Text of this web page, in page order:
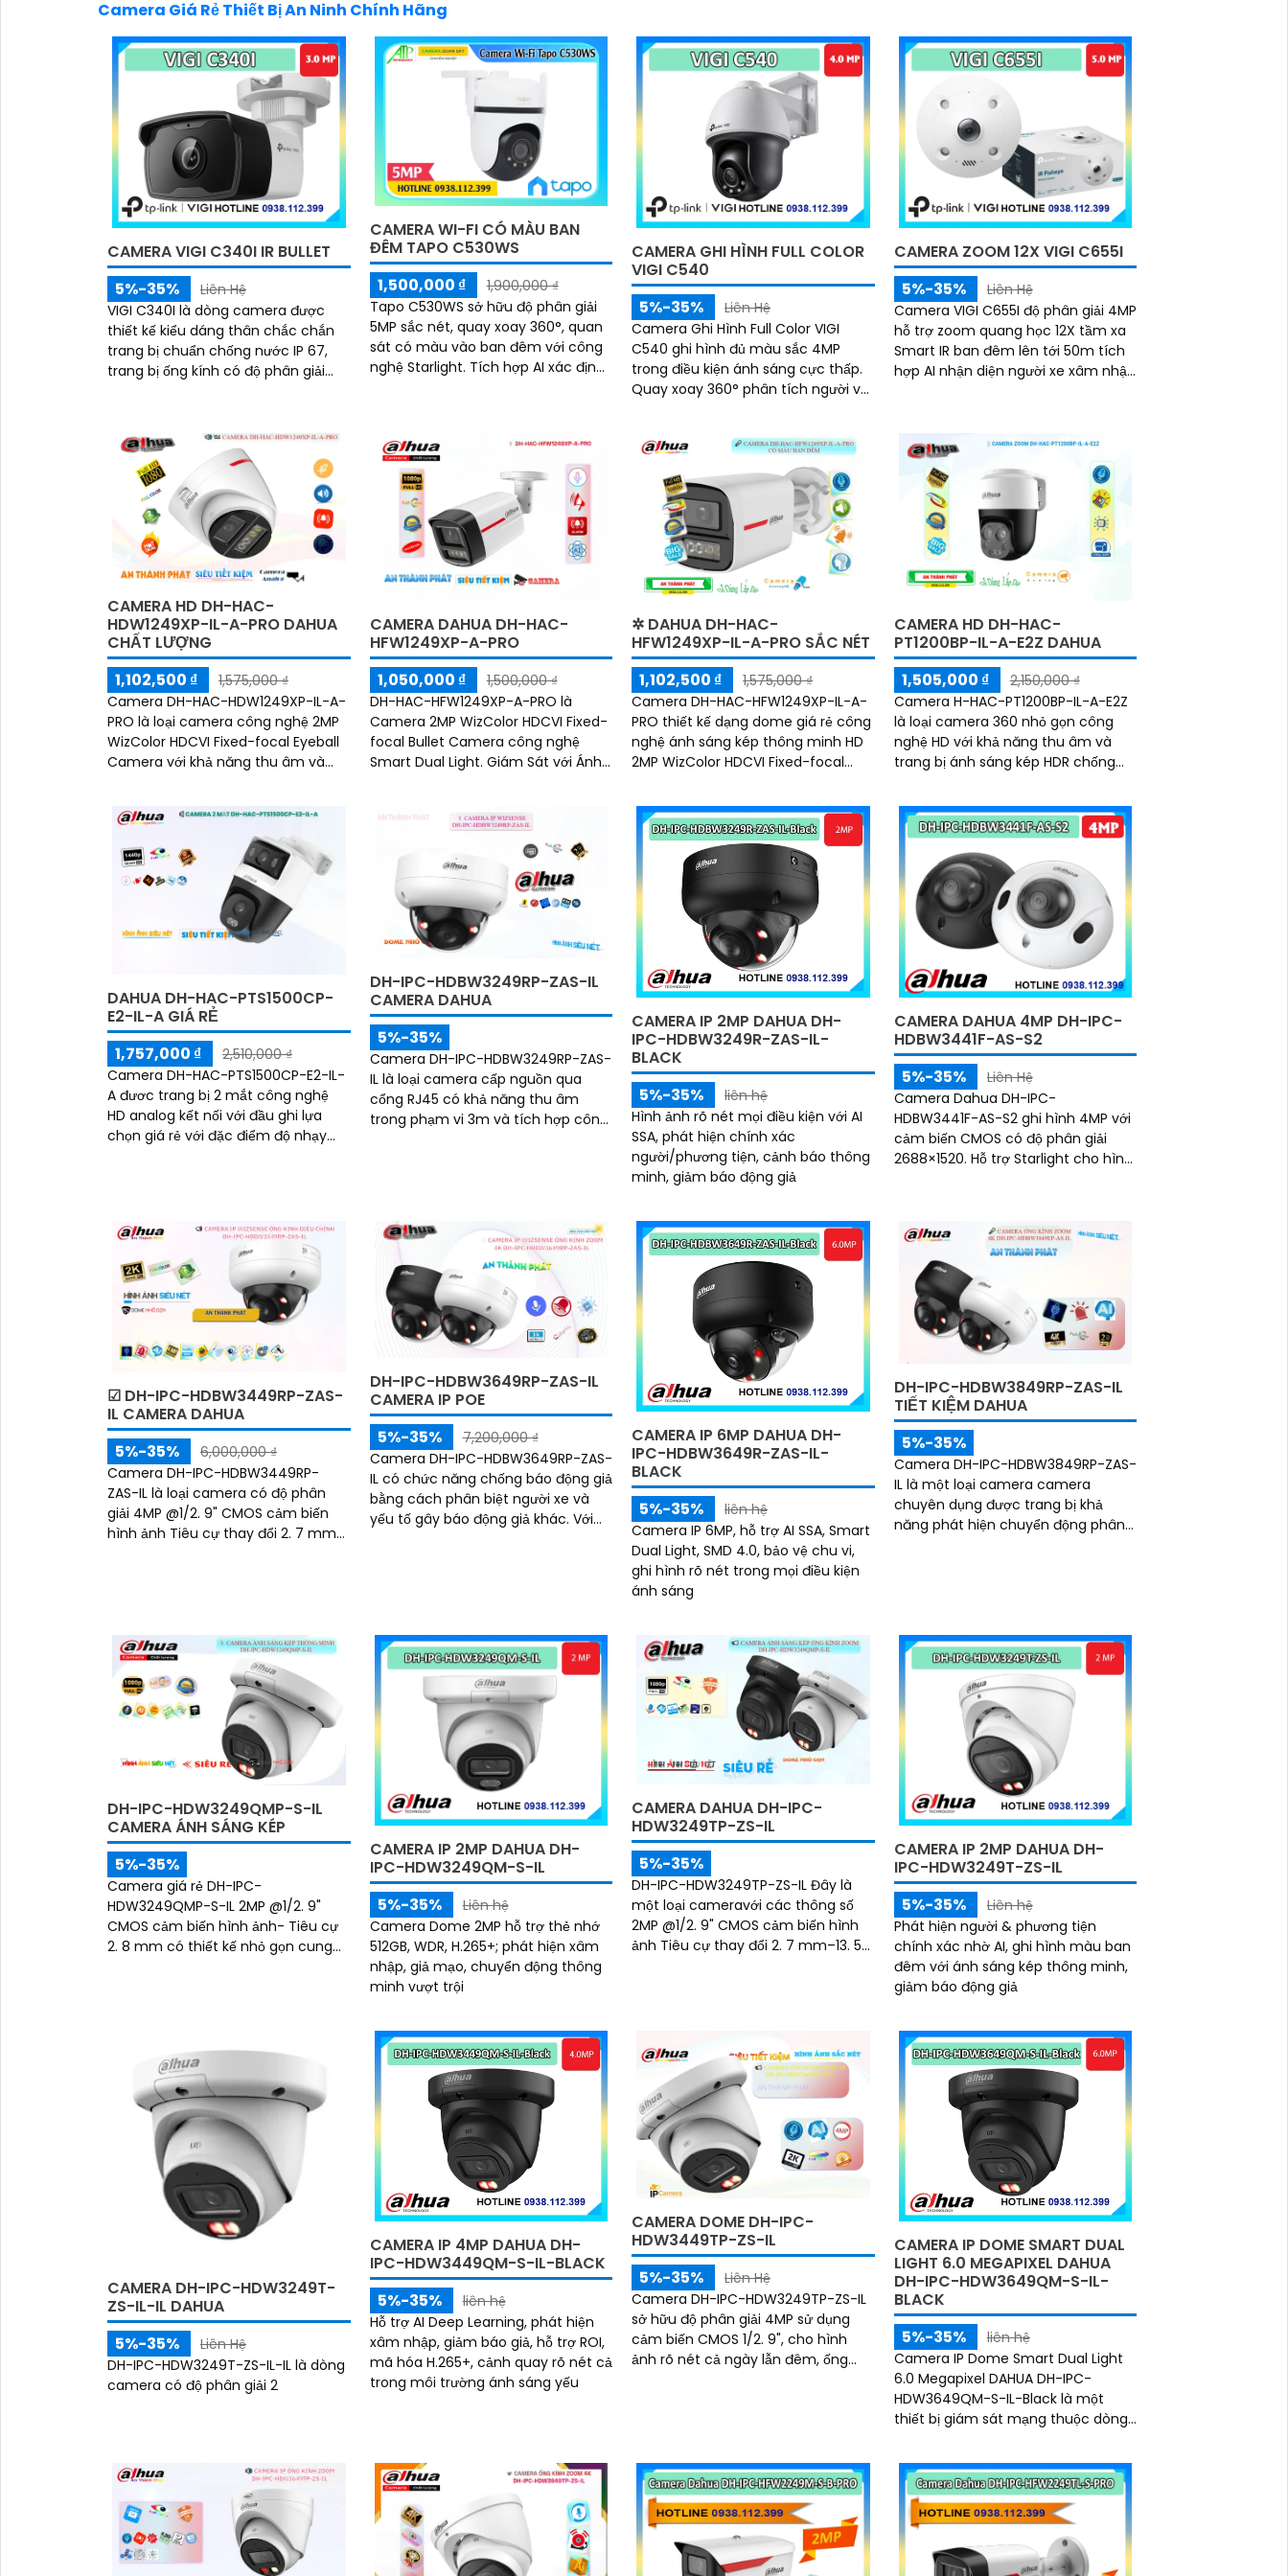
Camera Giá Rẻ Thiết Bị An Ninh Chính Hãng
CAMERA VIGI C340I IR BULLET
5%-35%
Liên Hệ
VIGI C340I là dòng camera được
thiết kế kiểu dáng thân chắc chắn
trang bị chuẩn chống nước IP 67,
trang bị ống kính có độ phân giải
vào ban đêm với khoảng cách 50m,
công nghệ Smart IR giúp chống lóa
hình ảnh
CAMERA WI-FI CÓ MÀU BAN
ĐÊM TAPO C530WS
1,500,000 ₫
1,900,000 ₫
Tapo C530WS sở hữu độ phân giải
5MP sắc nét, quay xoay 360°, quan
sát có màu vào ban đêm với công
nghệ Starlight. Tích hợp AI xác định
CAMERA GHI HÌNH FULL COLOR
VIGI C540
5%-35%
Liên Hệ
Camera Ghi Hình Full Color VIGI
C540 ghi hình đủ màu sắc 4MP
trong điều kiện ánh sáng cực thấp.
Quay xoay 360° phân tích người và
CAMERA ZOOM 12X VIGI C655I
5%-35%
Liên Hệ
Camera VIGI C655I độ phân giải 4MP
hỗ trợ zoom quang học 12X tầm xa
Smart IR ban đêm lên tới 50m tích
hợp AI nhận diện người xe xâm nhập
ghi hình giám sát qua ứng dụng VIGI
tiện lợi
CAMERA HD DH-HAC-
HDW1249XP-IL-A-PRO DAHUA
CHẤT LƯỢNG
1,102,500 ₫
1,575,000 ₫
Camera DH-HAC-HDW1249XP-IL-A-
PRO là loại camera công nghệ 2MP
WizColor HDCVI Fixed-focal Eyeball
Camera với khả năng thu âm và
ảnh rõ hơn dù lắp đặt ở đâu
CAMERA DAHUA DH-HAC-
HFW1249XP-A-PRO
1,050,000 ₫
1,500,000 ₫
DH-HAC-HFW1249XP-A-PRO là
Camera 2MP WizColor HDCVI Fixed-
focal Bullet Camera công nghệ
Smart Dual Light. Giám Sát với Ánh
bằng kim loại + phần thân bằng
nhựa + Giá đỡ bằng kim loại
✲ DAHUA DH-HAC-
HFW1249XP-IL-A-PRO SẮC NÉT
1,102,500 ₫
1,575,000 ₫
Camera DH-HAC-HFW1249XP-IL-A-
PRO thiết kế dạng dome giá rẻ công
nghệ ánh sáng kép thông minh HD
2MP WizColor HDCVI Fixed-focal
chống ngược sáng DWDR hồng
ngoại 50m công nghệ Starlight cho
giám sát ban đêm tốt. Phù hợp lắp
ngoài trời kho hàng nhà xưởng
CAMERA HD DH-HAC-
PT1200BP-IL-A-E2Z DAHUA
1,505,000 ₫
2,150,000 ₫
Camera H-HAC-PT1200BP-IL-A-E2Z
là loại camera 360 nhỏ gọn công
nghệ HD với khả năng thu âm và
trang bị ánh sáng kép HDR chống
xử lý hình ảnh thiếu sáng với màu
ban đêm hình ảnh ban đêm rõ nét
sáng hơn
DAHUA DH-HAC-PTS1500CP-
E2-IL-A GIÁ RẺ
1,757,000 ₫
2,510,000 ₫
Camera DH-HAC-PTS1500CP-E2-IL-
A đươc trang bị 2 mắt công nghệ
HD analog kết nối với đầu ghi lựa
chọn giá rẻ với đặc điểm độ nhạy
Khoảng cách chiếu sáng 50 m
DH-IPC-HDBW3249RP-ZAS-IL
CAMERA DAHUA
5%-35%
Camera DH-IPC-HDBW3249RP-ZAS-
IL là loại camera cấp nguồn qua
cổng RJ45 có khả năng thu âm
trong phạm vi 3m và tích hợp công
CAMERA IP 2MP DAHUA DH-
IPC-HDBW3249R-ZAS-IL-
BLACK
5%-35%
liên hệ
Hình ảnh rõ nét mọi điều kiện với AI
SSA, phát hiện chính xác
người/phương tiện, cảnh báo thông
minh, giảm báo động giả
CAMERA DAHUA 4MP DH-IPC-
HDBW3441F-AS-S2
5%-35%
Liên Hệ
Camera Dahua DH-IPC-
HDBW3441F-AS-S2 ghi hình 4MP với
cảm biến CMOS có độ phân giải
2688×1520. Hỗ trợ Starlight cho hình
☑ DH-IPC-HDBW3449RP-ZAS-
IL CAMERA DAHUA
5%-35%
6,000,000 ₫
Camera DH-IPC-HDBW3449RP-
ZAS-IL là loại camera có độ phân
giải 4MP @1/2. 9" CMOS cảm biến
hình ảnh Tiêu cự thay đổi 2. 7 mm–
DH-IPC-HDBW3649RP-ZAS-IL
CAMERA IP POE
5%-35%
7,200,000 ₫
Camera DH-IPC-HDBW3649RP-ZAS-
IL có chức năng chống báo động giả
bằng cách phân biệt người xe và
yếu tố gây báo động giả khác. Với
CAMERA IP 6MP DAHUA DH-
IPC-HDBW3649R-ZAS-IL-
BLACK
5%-35%
liên hệ
Camera IP 6MP, hỗ trợ AI SSA, Smart
Dual Light, SMD 4.0, bảo vệ chu vi,
ghi hình rõ nét trong mọi điều kiện
ánh sáng
DH-IPC-HDBW3849RP-ZAS-IL
TIẾT KIỆM DAHUA
5%-35%
Camera DH-IPC-HDBW3849RP-ZAS-
IL là một loại camera camera
chuyên dụng được trang bị khả
năng phát hiện chuyển động phân
DH-IPC-HDW3249QMP-S-IL
CAMERA ÁNH SÁNG KÉP
5%-35%
Camera giá rẻ DH-IPC-
HDW3249QMP-S-IL 2MP @1/2. 9"
CMOS cảm biến hình ảnh- Tiêu cự
2. 8 mm có thiết kế nhỏ gọn cung
CAMERA IP 2MP DAHUA DH-
IPC-HDW3249QM-S-IL
5%-35%
Liên hệ
Camera Dome 2MP hỗ trợ thẻ nhớ
512GB, WDR, H.265+; phát hiện xâm
nhập, giả mạo, chuyển động thông
minh vượt trội
CAMERA DAHUA DH-IPC-
HDW3249TP-ZS-IL
5%-35%
DH-IPC-HDW3249TP-ZS-IL Đây là
một loại cameravới các thông số
2MP @1/2. 9" CMOS cảm biến hình
ảnh Tiêu cự thay đổi 2. 7 mm–13. 5
CAMERA IP 2MP DAHUA DH-
IPC-HDW3249T-ZS-IL
5%-35%
Liên hệ
Phát hiện người & phương tiện
chính xác nhờ AI, ghi hình màu ban
đêm với ánh sáng kép thông minh,
giảm báo động giả
CAMERA DH-IPC-HDW3249T-
ZS-IL-IL DAHUA
5%-35%
Liên Hệ
DH-IPC-HDW3249T-ZS-IL-IL là dòng
camera có độ phân giải 2
CAMERA IP 4MP DAHUA DH-
IPC-HDW3449QM-S-IL-BLACK
5%-35%
liên hệ
Hỗ trợ AI Deep Learning, phát hiện
xâm nhập, giảm báo giả, hỗ trợ ROI,
mã hóa H.265+, cảnh quay rõ nét cả
trong môi trường ánh sáng yếu
CAMERA DOME DH-IPC-
HDW3449TP-ZS-IL
5%-35%
Liên Hệ
Camera DH-IPC-HDW3249TP-ZS-IL
sở hữu độ phân giải 4MP sử dụng
cảm biến CMOS 1/2. 9", cho hình
ảnh rõ nét cả ngày lẫn đêm, ống
CAMERA IP DOME SMART DUAL
LIGHT 6.0 MEGAPIXEL DAHUA
DH-IPC-HDW3649QM-S-IL-
BLACK
5%-35%
liên hệ
Camera IP Dome Smart Dual Light
6.0 Megapixel DAHUA DH-IPC-
HDW3649QM-S-IL-Black là một
thiết bị giám sát mạng thuộc dòng
hợp công nghệ AI tiên...